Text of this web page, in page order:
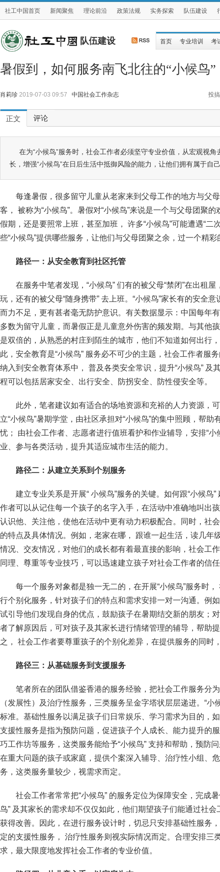
社工中国首页 新闻聚焦 理论前沿 政策法规 实务探索 队伍建设
队伍建设 首页 专业培训 考
暑假到，如何服务南飞北往的“小候鸟
肖莉珍 2019-07-03 09:57 中国社会工作杂志 投搞
正文 评论
在为“小候鸟”服务时，社会工作者必须坚守专业价值，从宏观视
长，增强“小候鸟”在日后生活中抵御风险的能力，让他们拥有属于自
每逢暑假，很多留守儿童从老家来到父母工作的地方与父
客， 被称为“小候鸟”。暑假对“小候鸟”来说是一个与父母团聚
假期，还是要照常上班，甚至加班， 许多“小候鸟”可能遭遇“二
些“小候鸟”提供哪些服务，让他们与父母团聚之余，过一个精彩
路径一：从安全教育到社区托管
在服务中笔者发现，“小候鸟” 们有的被父母“禁闭”在出租
玩，还有的被父母“随身携带” 去上班。“小候鸟”家长有的安全
而力不足，更有甚者毫无防护意识。有关数据显示：中国每年
多数为留守儿童，而暑假正是儿童意外伤害的频发期。与其他
是双倍的，从熟悉的村庄到陌生的城市，他们不知道如何出行
此，安全教育是“小候鸟” 服务必不可少的主题，社会工作者服
纳入到安全教育体系中， 普及各类安全常识，提升“小候鸟” 及
程可以包括居家安全、出行安全、防拐安全、防性侵安全等。
此外，笔者建议如有适合的场地资源和充裕的人力资源，
立“小候鸟”暑期学堂，由社区承担对“小候鸟”的集中照顾，帮
忧； 由社会工作者、志愿者进行值班看护和作业辅导，安排“小
业、参与各类活动，提升其适应城市生活的能力。
路径二：从建立关系到个别服务
建立专业关系是开展“ 小候鸟”服务的关键。如何跟“小候鸟
作者可以从记住每一个孩子的名字入手，在活动中准确地叫出
认识他、关注他，使他在活动中更有动力积极配合。同时，社
的特点及具体情况。例如，老家在哪， 跟谁一起生活，读几年
情况、交友情况，对他们的成长都有着最直接的影响，社会工
同理、尊重等专业技巧，可以迅速建立孩子对社会工作者的信
每一个服务对象都是独一无二的，在开展“小候鸟”服务时
行个别化服务，针对孩子们的特点和需求安排一对一沟通。例
试引导他们发现自身的优点，鼓励孩子在暑期结交新的朋友；
者了解原因后，可对孩子及其家长进行情绪管理的辅导，帮助
之， 社会工作者要尊重孩子的个别化差异，在提供服务的同时
路径三：从基础服务到支援服务
笔者所在的团队借鉴香港的服务经验，把社会工作服务分
（发展性）及治疗性服务，三类服务呈金字塔状层层递进。“小
标准。基础性服务以满足孩子们日常娱乐、学习需求为目的，
支援性服务是指为预防问题，促进孩子个人成长、能力提升的
巧工作坊等服务，这类服务能给予“小候鸟” 支持和帮助，预防
在重大问题的孩子或家庭，提供个案深入辅导、治疗性小组、
务，这类服务量较少，视需求而定。
社会工作者常常把“小候鸟” 的服务定位为保障安全，完成
鸟” 及其家长的需求却不仅仅如此，他们期望孩子们能通过社
获得改善。因此，在进行服务设计时，切忌只安排基础性服务
定的支援性服务， 治疗性服务则视实际情况而定。合理安排三
求，最大限度地发挥社会工作者的专业价值。